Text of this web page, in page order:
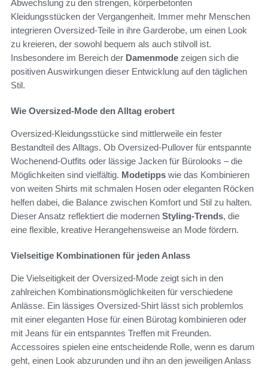
Abwechslung zu den strengen, körperbetonten
Kleidungsstücken der Vergangenheit. Immer mehr Menschen
integrieren Oversized-Teile in ihre Garderobe, um einen Look
zu kreieren, der sowohl bequem als auch stilvoll ist.
Insbesondere im Bereich der Damenmode zeigen sich die
positiven Auswirkungen dieser Entwicklung auf den täglichen
Stil.
Wie Oversized-Mode den Alltag erobert
Oversized-Kleidungsstücke sind mittlerweile ein fester
Bestandteil des Alltags. Ob Oversized-Pullover für entspannte
Wochenend-Outfits oder lässige Jacken für Bürolooks – die
Möglichkeiten sind vielfältig. Modetipps wie das Kombinieren
von weiten Shirts mit schmalen Hosen oder eleganten Röcken
helfen dabei, die Balance zwischen Komfort und Stil zu halten.
Dieser Ansatz reflektiert die modernen Styling-Trends, die
eine flexible, kreative Herangehensweise an Mode fördern.
Vielseitige Kombinationen für jeden Anlass
Die Vielseitigkeit der Oversized-Mode zeigt sich in den
zahlreichen Kombinationsmöglichkeiten für verschiedene
Anlässe. Ein lässiges Oversized-Shirt lässt sich problemlos
mit einer eleganten Hose für einen Bürotag kombinieren oder
mit Jeans für ein entspanntes Treffen mit Freunden.
Accessoires spielen eine entscheidende Rolle, wenn es darum
geht, einen Look abzurunden und ihn an den jeweiligen Anlass